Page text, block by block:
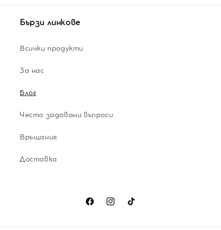
Бързи линкове
Всички продукти
За нас
Блог
Често задавани въпроси
Връщания
Доставка
FacebookInstagram
TikTok